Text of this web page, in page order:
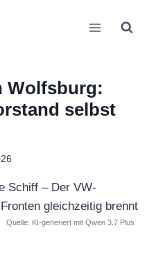
Wolfsburg:
selbst
Quelle: KI-generiert mit Qwen 3.7 Plus